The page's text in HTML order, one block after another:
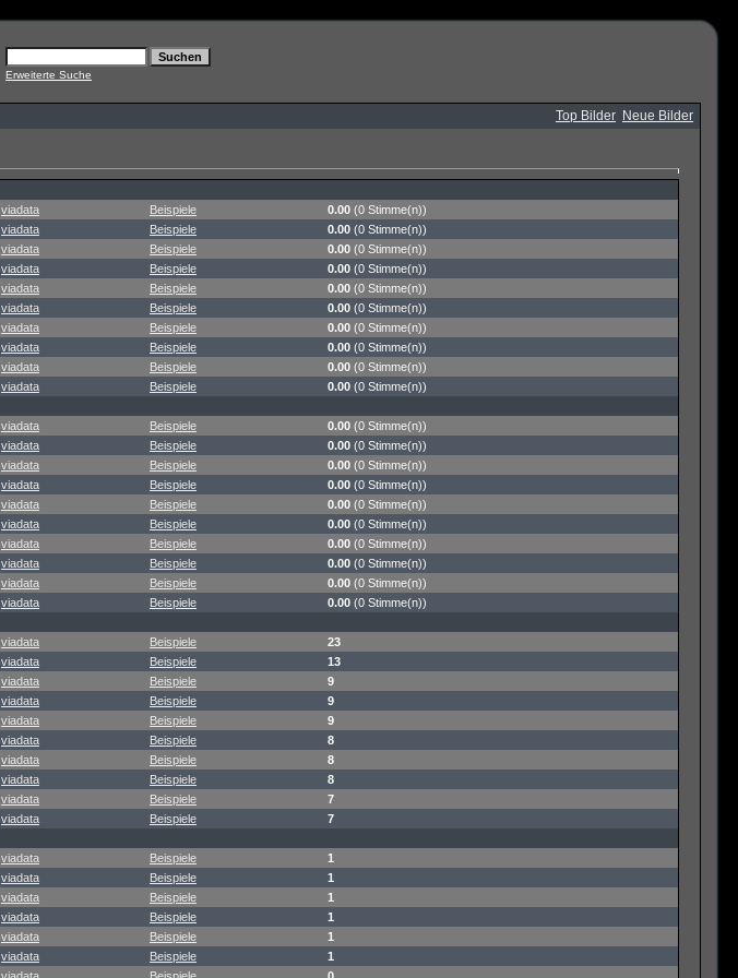
Erweiterte Suche
Top Bilder Neue Bilder
viadata Beispiele 0.00 (0 Stimme(n))
viadata Beispiele 0.00 (0 Stimme(n))
viadata Beispiele 0.00 (0 Stimme(n))
viadata Beispiele 0.00 (0 Stimme(n))
viadata Beispiele 0.00 (0 Stimme(n))
viadata Beispiele 0.00 (0 Stimme(n))
viadata Beispiele 0.00 (0 Stimme(n))
viadata Beispiele 0.00 (0 Stimme(n))
viadata Beispiele 0.00 (0 Stimme(n))
viadata Beispiele 0.00 (0 Stimme(n))
viadata Beispiele 0.00 (0 Stimme(n))
viadata Beispiele 0.00 (0 Stimme(n))
viadata Beispiele 0.00 (0 Stimme(n))
viadata Beispiele 0.00 (0 Stimme(n))
viadata Beispiele 0.00 (0 Stimme(n))
viadata Beispiele 0.00 (0 Stimme(n))
viadata Beispiele 0.00 (0 Stimme(n))
viadata Beispiele 0.00 (0 Stimme(n))
viadata Beispiele 0.00 (0 Stimme(n))
viadata Beispiele 0.00 (0 Stimme(n))
viadata Beispiele
23
viadata Beispiele
13
viadata Beispiele
9
viadata Beispiele
9
viadata Beispiele
9
viadata Beispiele
8
viadata Beispiele
8
viadata Beispiele
8
viadata Beispiele
7
viadata Beispiele
7
viadata Beispiele
1
viadata Beispiele
1
viadata Beispiele
1
viadata Beispiele
1
viadata Beispiele
1
viadata Beispiele
1